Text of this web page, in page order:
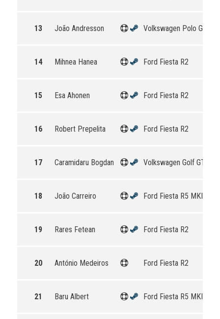
13 João Andresson Volkswagen Polo GTI R5
14 Mihnea Hanea Ford Fiesta R2
15 Esa Ahonen Ford Fiesta R2
16 Robert Prepelita Ford Fiesta R2
17 Caramidaru Bogdan Volkswagen Golf GTI
18 João Carreiro Ford Fiesta R5 MKII
19 Rares Fetean Ford Fiesta R2
20 António Medeiros Ford Fiesta R2
21 Baru Albert Ford Fiesta R5 MKII